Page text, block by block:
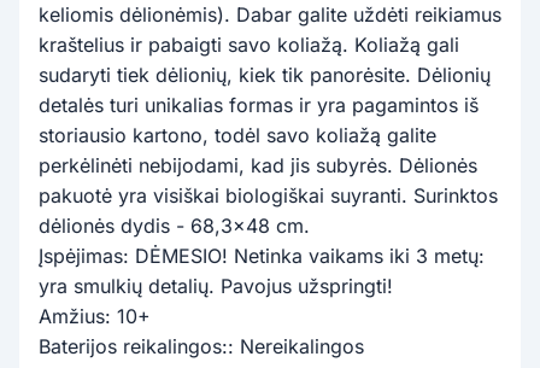
keliomis dėlionėmis). Dabar galite uždėti reikiamus
kraštelius ir pabaigti savo koliažą. Koliažą gali
sudaryti tiek dėlionių, kiek tik panorėsite. Dėlionių
detalės turi unikalias formas ir yra pagamintos iš
storiausio kartono, todėl savo koliažą galite
perkėlinėti nebijodami, kad jis subyrės. Dėlionės
pakuotė yra visiškai biologiškai suyranti. Surinktos
dėlionės dydis - 68,3x48 cm.
Įspėjimas: DĖMESIO! Netinka vaikams iki 3 metų:
yra smulkių detalių. Pavojus užspringti!
Amžius: 10+
Baterijos reikalingos:: Nereikalingos